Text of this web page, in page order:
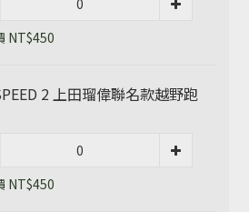
NT$450
2 上田瑠偉聯名款越野跑
NT$450